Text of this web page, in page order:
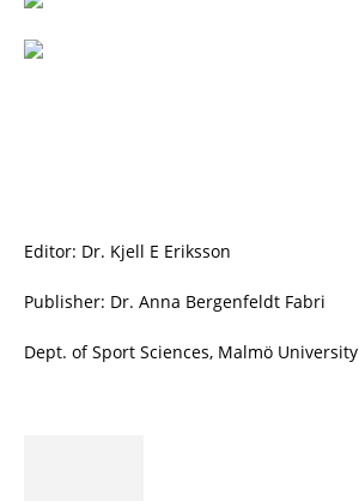
Editor: Dr. Kjell E Eriksson
Publisher: Dr. Anna Bergenfeldt Fabri
Dept. of Sport Sciences, Malmö University